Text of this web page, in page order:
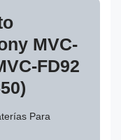
MVC-
FD92
Para